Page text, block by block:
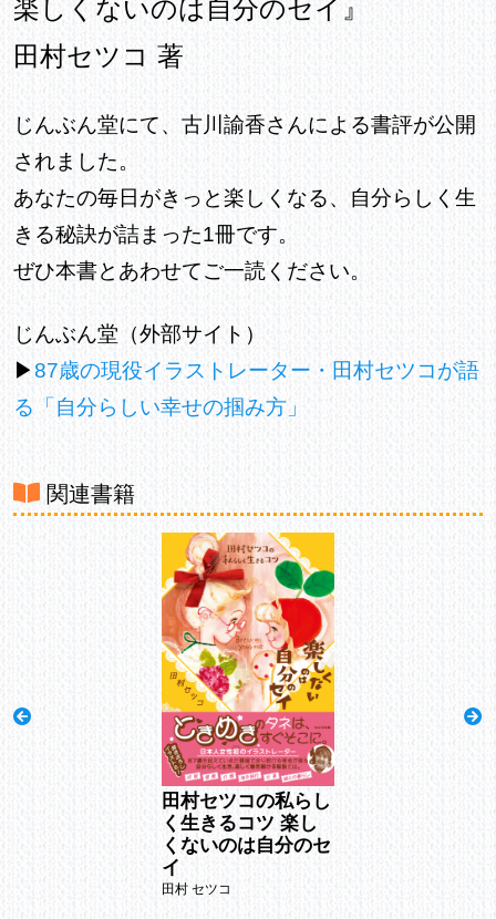
楽しくないのは自分のセイ』
田村セツコ 著
じんぶん堂にて、古川諭香さんによる書評が公開
されました。
あなたの毎日がきっと楽しくなる、自分らしく生
きる秘訣が詰まった1冊です。
ぜひ本書とあわせてご一読ください。
じんぶん堂（外部サイト）
▶87歳の現役イラストレーター・田村セツコが語
る「自分らしい幸せの掴み方」
関連書籍
のは自分のセ
田村セツコの私らし
く生きるコツ 楽し
くないのは自分のセ
イ
田村 セツコ
くないのは自分